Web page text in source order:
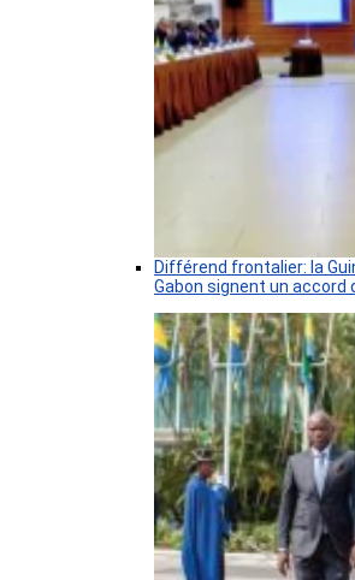
Différend frontalier: la
Gabon signent un accord